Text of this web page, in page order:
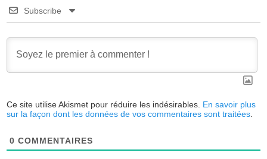
Subscribe
Ce site utilise Akismet pour réduire les indésirables. En savoir plus
sur la façon dont les données de vos commentaires sont traitées
0 COMMENTAIRES